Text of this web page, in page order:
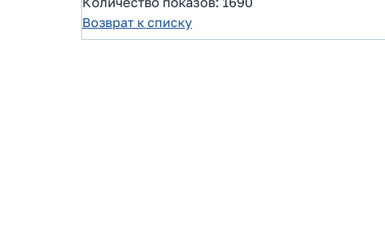
Возврат к списку